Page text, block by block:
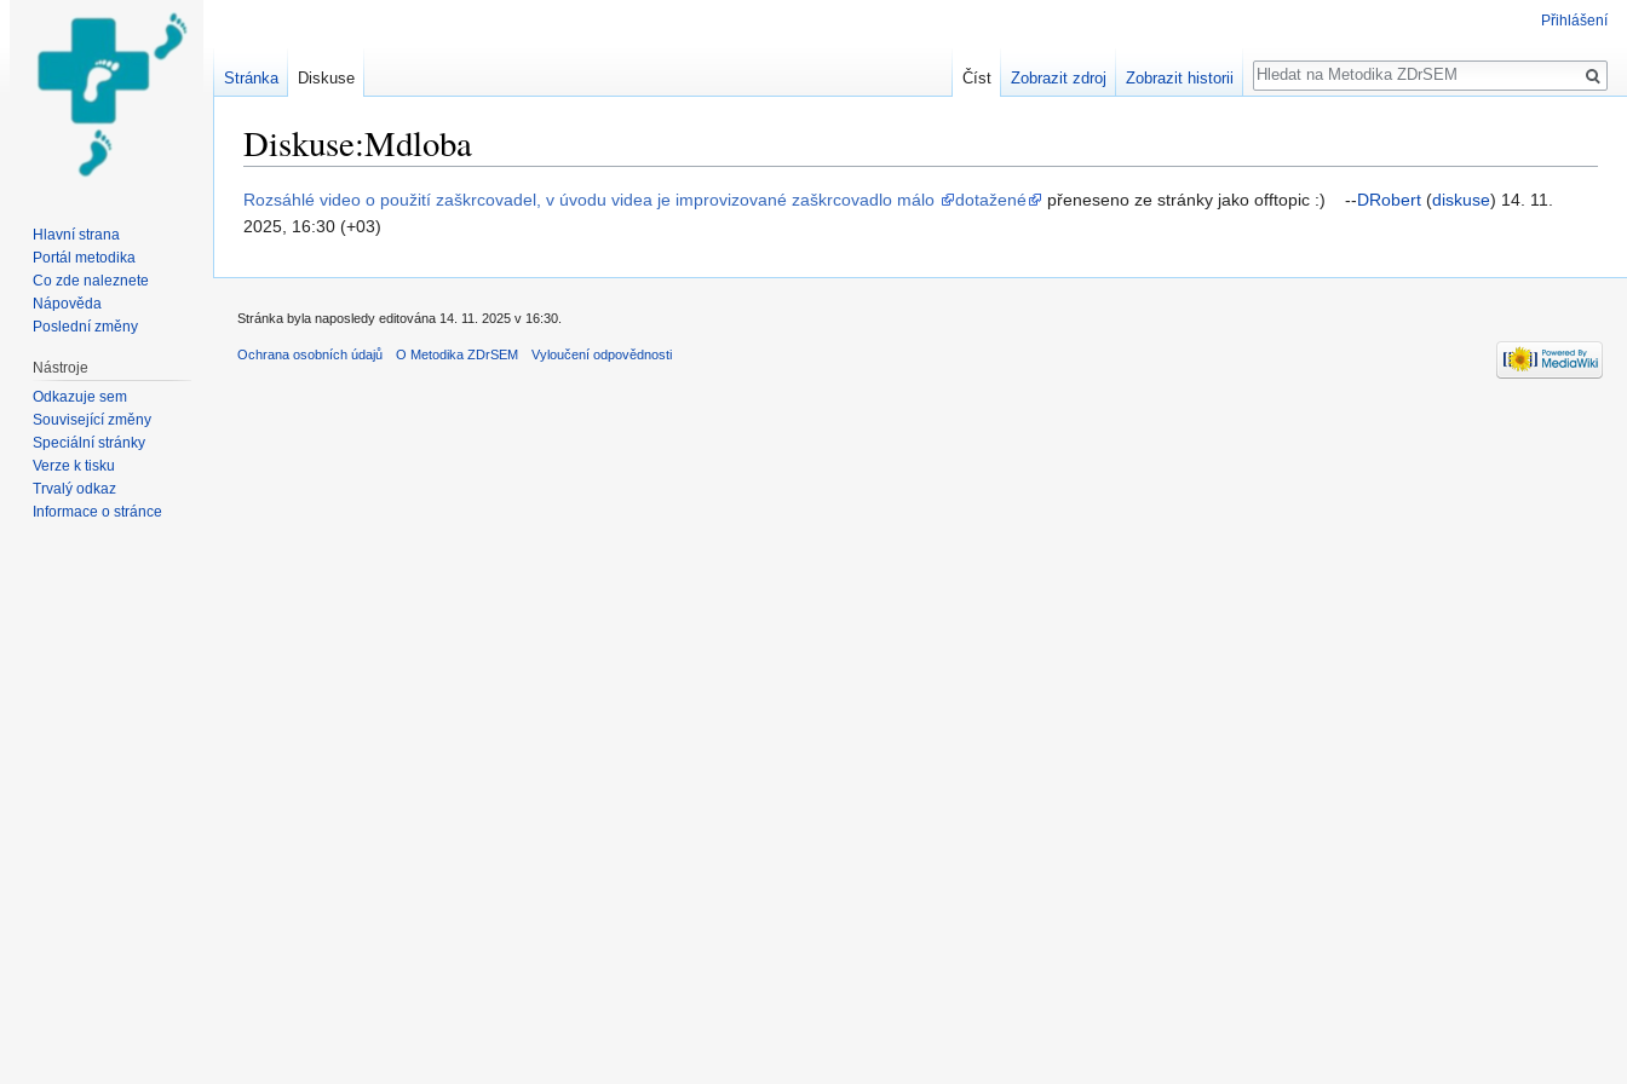
Diskuse:Mdloba
Rozsáhlé video o použití zaškrcovadel, v úvodu videa je improvizované zaškrcovadlo málo
dotažené přeneseno ze stránky jako offtopic :) --DRobert (diskuse) 14. 11.
2025, 16:30 (+03)
Přihlášení
Stránka Diskuse Číst Zobrazit zdroj Zobrazit historii
Hledat
Hlavní strana
Portál metodika
Co zde naleznete
Nápověda
Poslední změny
Nástroje
Odkazuje sem
Související změny
Speciální stránky
Verze k tisku
Trvalý odkaz
Informace o stránce
Stránka byla naposledy editována 14. 11. 2025 v 16:30.
Ochrana osobních údajů O Metodika ZDrSEM Vyloučení odpovědnosti